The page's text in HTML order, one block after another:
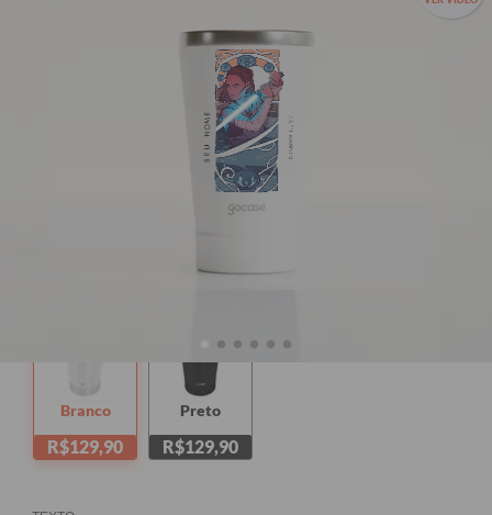
SEU NOME
Esse copo térmico está com estoque limitado! Garanta
agora o presente de Dia dos Pais antes que acabe!
Este produto não acompanha tampa, disponível para compra
Branco
R$129,90
Preto
R$129,90